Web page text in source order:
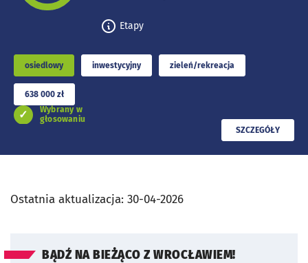
Etapy
Wybrany w
głosowaniu
osiedlowy inwestycyjny zieleń/rekreacja
638 000 zł
PRZECZYTAJ
SZCZEGÓŁY
Ostatnia aktualizacja: 30-04-2026
BĄDŹ NA BIEŻĄCO Z WROCŁAWIEM!